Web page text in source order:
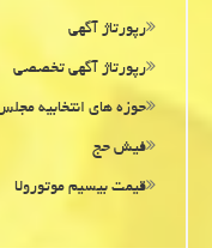
رپورتاژ آگهی
رپورتاژ آگهی تخصصی
حوزه های انتخابیه مجلس
فیش حج
قیمت بیسیم موتورولا